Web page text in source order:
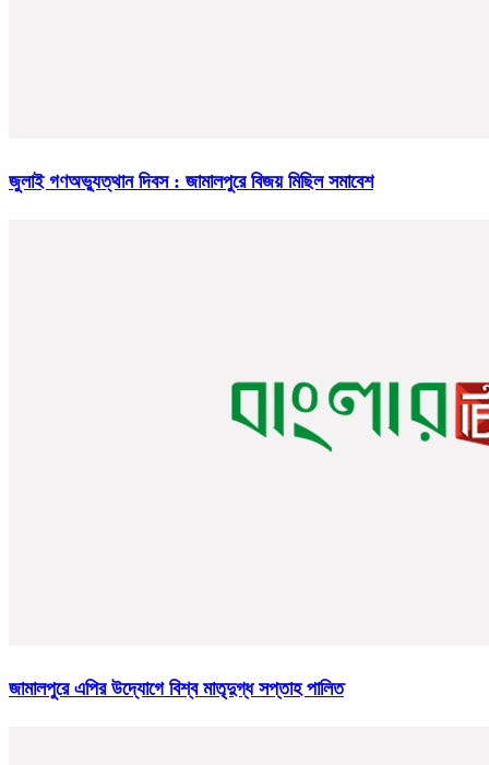
জুলাই গণঅভ্যুত্থান দিবস : জামালপুরে বিজয় মিছিল সমাবেশ
জামালপুরে এপির উদ্যোগে বিশ্ব মাতৃদুগ্ধ সপ্তাহ পালিত